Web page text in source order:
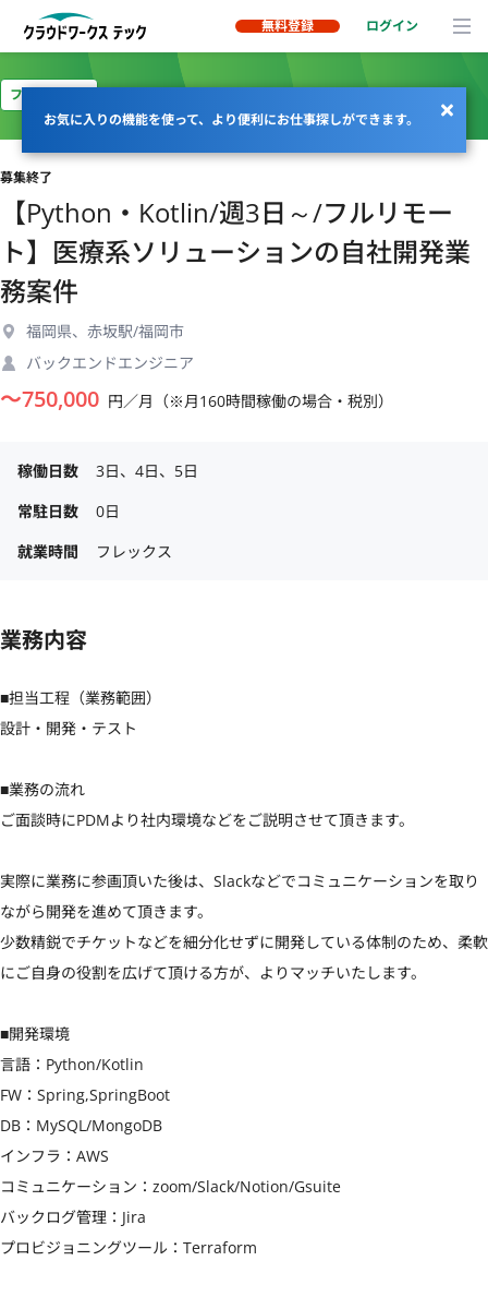
無料登録 ログイン
お気に入りの機能を使って、より便利にお仕事探しができます。
フルリモート
募集終了
【Python・Kotlin/週3日～/フルリモー
ト】医療系ソリューションの自社開発業
務案件
福岡県、赤坂駅/福岡市
バックエンドエンジニア
〜750,000 円／月（※月160時間稼働の場合・税別）
稼働日数
3日、4日、5日
常駐日数
0日
就業時間
フレックス
業務内容
■担当工程（業務範囲）
設計・開発・テスト
■業務の流れ
ご面談時にPDMより社内環境などをご説明させて頂きます。
実際に業務に参画頂いた後は、Slackなどでコミュニケーションを取り
ながら開発を進めて頂きます。
少数精鋭でチケットなどを細分化せずに開発している体制のため、柔軟
にご自身の役割を広げて頂ける方が、よりマッチいたします。
■開発環境
言語：Python/Kotlin
FW：Spring,SpringBoot
DB：MySQL/MongoDB
インフラ：AWS
コミュニケーション：zoom/Slack/Notion/Gsuite
バックログ管理：Jira
プロビジョニングツール：Terraform